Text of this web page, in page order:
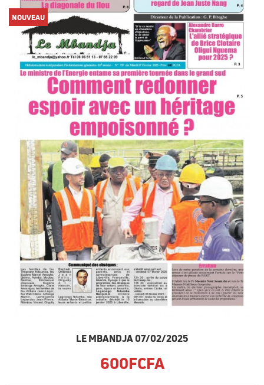
NOUVEAU
LE MBANDJA 07/02/2025
600FCFA